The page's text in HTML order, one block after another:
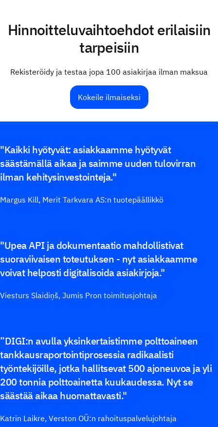
Hinnoitteluvaihtoehdot erilaisiin
tarpeisiin
Rekisteröidy ja testaa jopa 100 asiakirjaa ilman maksua
Kokeile ilmaiseksi
"Kaikki hyötyvät: asiakkaamme hyötyvät
säästämällä aikaa ja saimme uuden tulovirran
ilman kehitysinvestointeja."
Margus Kill, Merit Tarkvara AS:n tuotepäällikkö
"Upea API ja dokumentaatio mahdollistivat
suoraviivaisen toteutuksen - nyt asiakkaamme
voivat helposti digitalisoida asiakirjoja."
Viesturs Slaidiņš, Jumis Pron toimitusjohtaja
”DIGI:n avulla yksinkertaistimme polttoaineen
tankkausraportointiprosessia radikaalisti
työntekijöille, jotka hallitsevat 500 ajoneuvoa ja yli
200 tonnia polttoainetta kuukaudessa. Nyt se
säästää aikaa huomattavasti."
Katrin Laikre, Verston OÜ:n rahoituspalvelujohtaja